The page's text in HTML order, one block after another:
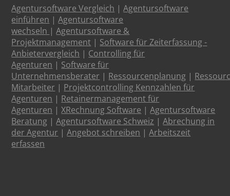
Agentursoftware Vergleich |Agentursoftware
einführen |Agentursoftware
wechseln |Agentursoftware &
Projektmanagement | Software für Zeiterfassung -
Anbietervergleich | Controlling für
Agenturen | Software für
Unternehmensberater | Ressourcenplanung |
Mitarbeiter | Projektcontrolling Kennzahlen für
Agenturen | Retainermanagement für
Agenturen |XRechnung Software |Agentursoftware
Beratung |Agentursoftware Schweiz |Abrechung in
der Agentur |Angebot schreiben |Arbeitszeit
erfassen